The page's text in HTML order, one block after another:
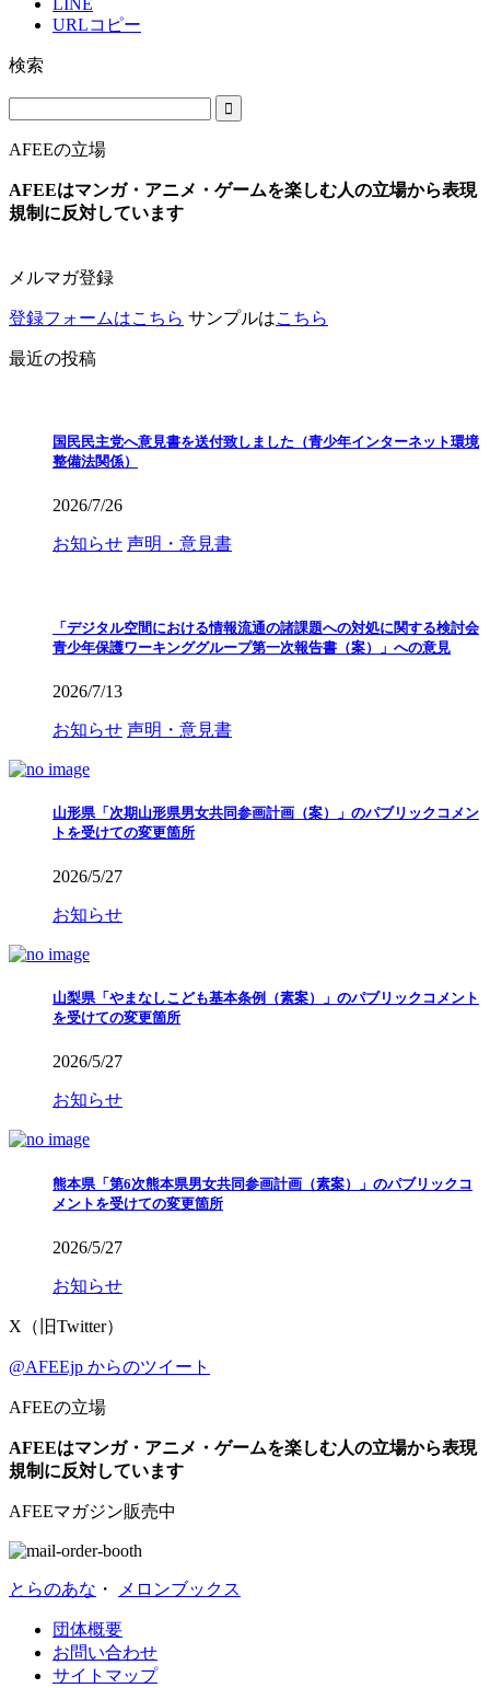
LINE
URLコピー
検索
AFEEの立場
AFEEはマンガ・アニメ・ゲームを楽しむ人の立場から表現
規制に反対しています
メルマガ登録
登録フォームはこちら サンプルはこちら
最近の投稿
国民民主党へ意見書を送付致しました（青少年インターネット環境
整備法関係）
2026/7/26
お知らせ 声明・意見書
「デジタル空間における情報流通の諸課題への対処に関する検討会
青少年保護ワーキンググループ第一次報告書（案）」への意見
2026/7/13
お知らせ 声明・意見書
山形県「次期山形県男女共同参画計画（案）」のパブリックコメン
トを受けての変更箇所
2026/5/27
お知らせ
山梨県「やまなしこども基本条例（素案）」のパブリックコメント
を受けての変更箇所
2026/5/27
お知らせ
熊本県「第6次熊本県男女共同参画計画（素案）」のパブリックコ
メントを受けての変更箇所
2026/5/27
お知らせ
X（旧Twitter）
@AFEEjp からのツイート
AFEEの立場
AFEEはマンガ・アニメ・ゲームを楽しむ人の立場から表現
規制に反対しています
AFEEマガジン販売中
とらのあな ・ メロンブックス
団体概要
お問い合わせ
サイトマップ